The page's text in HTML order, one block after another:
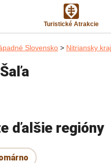
Turistické Atrakcie
Slovensko > Nitriansky kraj
ďalšie regióny